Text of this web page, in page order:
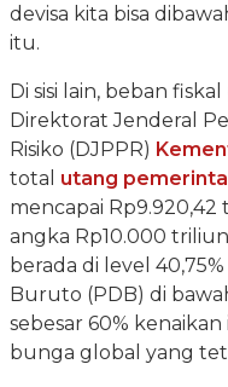
devisa kita bisa
itu.
Di sisi lain, beban
Direktorat Jenderal
Risiko (DJPPR)
total utang
mencapai
angka Rp10.000
berada di level
Buruto (PDB) di
sebesar 60%
bunga global yang